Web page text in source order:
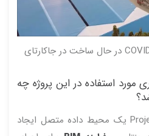
شکل ۱٫ بیمارستان مدولار COVID-19 در حال ساخت در جاکارتای
مورد استفاده در این پروژه چه
WIKA با استفاده از ProjectWise یک محیط داده متصل ایجاد